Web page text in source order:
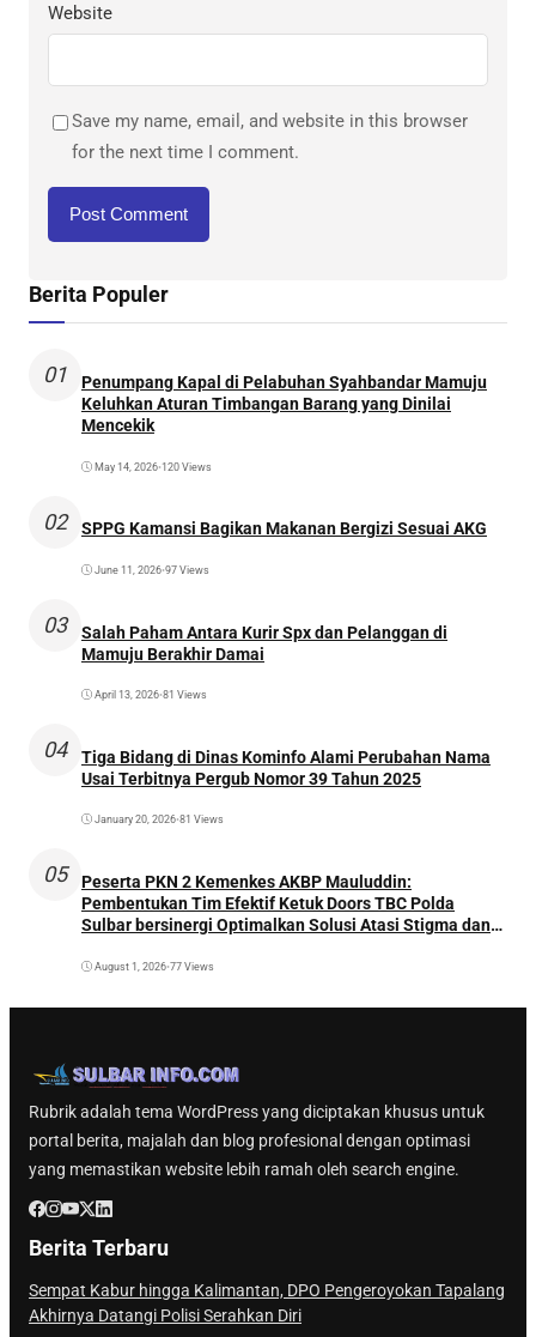
Website
Save my name, email, and website in this browser
for the next time I comment.
Berita Populer
01
Penumpang Kapal di Pelabuhan Syahbandar Mamuju
Keluhkan Aturan Timbangan Barang yang Dinilai
Mencekik
May 14, 2026•120 Views
02 SPPG Kamansi Bagikan Makanan Bergizi Sesuai AKG
June 11, 2026•97 Views
03
Salah Paham Antara Kurir Spx dan Pelanggan di
Mamuju Berakhir Damai
April 13, 2026•81 Views
04
Tiga Bidang di Dinas Kominfo Alami Perubahan Nama
Usai Terbitnya Pergub Nomor 39 Tahun 2025
January 20, 2026•81 Views
05
Peserta PKN 2 Kemenkes AKBP Mauluddin:
Pembentukan Tim Efektif Ketuk Doors TBC Polda
Sulbar bersinergi Optimalkan Solusi Atasi Stigma dan
August 1, 2026•77 Views
Rubrik adalah tema WordPress yang diciptakan khusus untuk
portal berita, majalah dan blog profesional dengan optimasi
yang memastikan website lebih ramah oleh search engine.
Berita Terbaru
Sempat Kabur hingga Kalimantan, DPO Pengeroyokan Tapalang
Akhirnya Datangi Polisi Serahkan Diri